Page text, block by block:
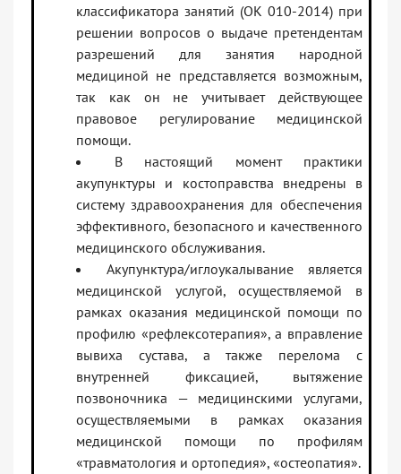
классификатора занятий (ОК 010-2014) при
решении вопросов о выдаче претендентам
разрешений для занятия народной
медициной не представляется возможным,
так как он не учитывает действующее
правовое регулирование медицинской
помощи.
В настоящий момент практики
акупунктуры и костоправства внедрены в
систему здравоохранения для обеспечения
эффективного, безопасного и качественного
медицинского обслуживания.
Акупунктура/иглоукалывание является
медицинской услугой, осуществляемой в
рамках оказания медицинской помощи по
профилю «рефлексотерапия», а вправление
вывиха сустава, а также перелома с
внутренней фиксацией, вытяжение
позвоночника — медицинскими услугами,
осуществляемыми в рамках оказания
медицинской помощи по профилям
«травматология и ортопедия», «остеопатия».